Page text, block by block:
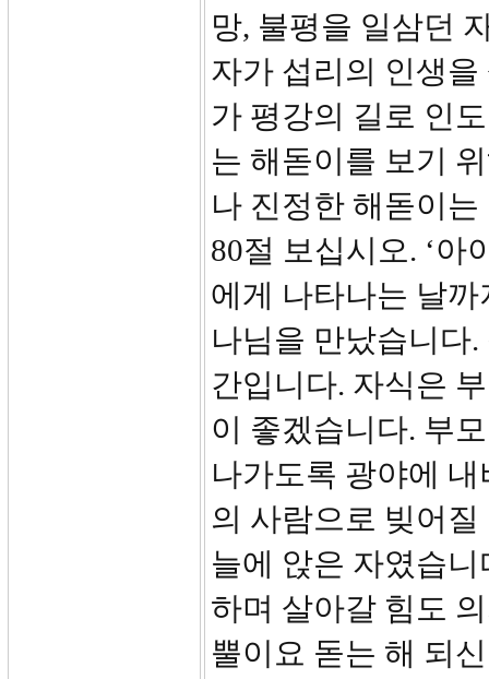
망, 불평을 일삼던
자가 섭리의 인생
가 평강의 길로 인
는 해돋이를 보기
나 진정한 해돋이
80절 보십시오. ‘아
에게 나타나는 날
나님을 만났습니다
간입니다. 자식은
이 좋겠습니다. 부
나가도록 광야에
의 사람으로 빚어
늘에 앉은 자였습
하며 살아갈 힘도
뿔이요 돋는 해 되